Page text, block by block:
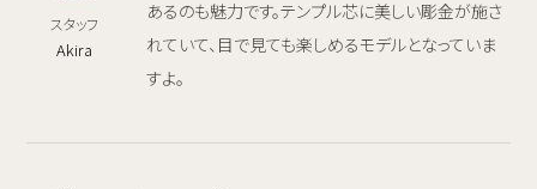
スタッフ
Akira
あるのも魅力です。テンプル芯に美しい彫金が施さ
れていて、目で見ても楽しめるモデルとなっていま
すよ。